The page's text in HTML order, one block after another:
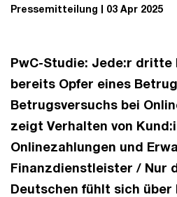
Pressemitteilung 03 Apr 2025
PwC-Studie: Jede:r dritte
bereits Opfer eines
Betrugsversuchs bei
zeigt Verhalten von
Onlinezahlungen und
Finanzdienstleister / Nur
Deutschen fühlt sich über